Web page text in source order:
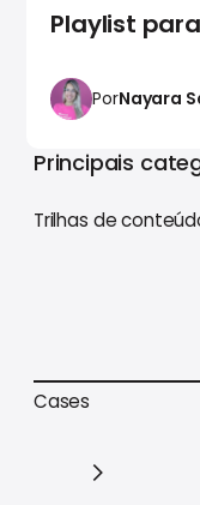
Playlist
PorNayara
Principais
Trilhas de
Trilhas de conteúdo
Cases